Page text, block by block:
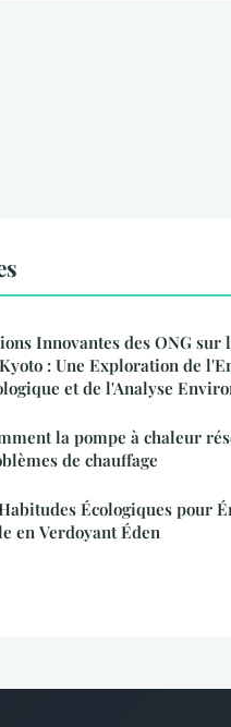
Innovantes des ONG sur
: Une Exploration de
et de l'Analyse
la pompe à chaleur
de chauffage
Écologiques pour
en Verdoyant Éden